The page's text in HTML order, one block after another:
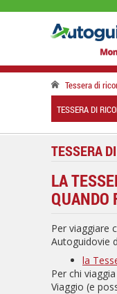
Tessera di
TESSERA DI
TESSERA
LA
QUANDO
Per viaggiare
Autoguidovie
la
Per chi
Viaggio (e